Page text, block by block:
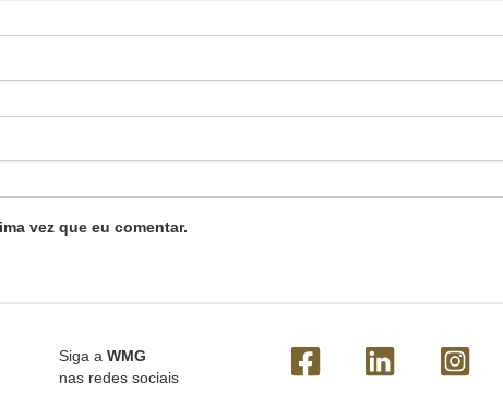
vez que eu comentar.
Siga a WMG
nas redes sociais